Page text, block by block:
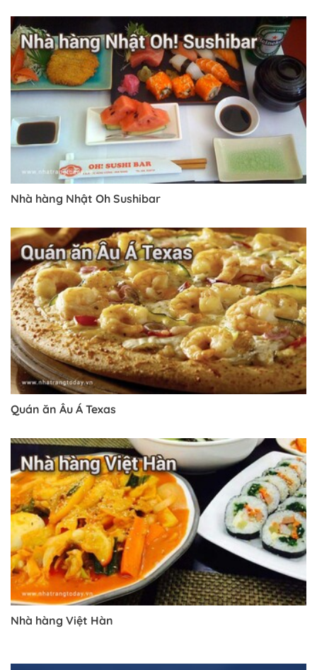
Trở về trang trước đó
Nhà hàng Nhật Oh Sushibar
Quán ăn Âu Á Texas
Nhà hàng Việt Hàn